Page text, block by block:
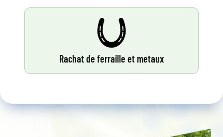
Rachat de ferraille et metaux